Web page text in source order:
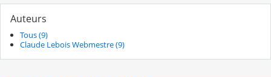
Auteurs
Tous (9)
Claude Lebois Webmestre (9)